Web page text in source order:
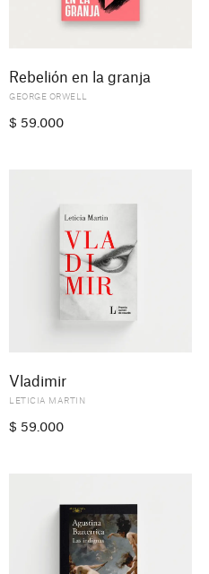
Rebelión en la granja
GEORGE ORWELL
$ 59.000
Vladimir
LETICIA MARTIN
$ 59.000